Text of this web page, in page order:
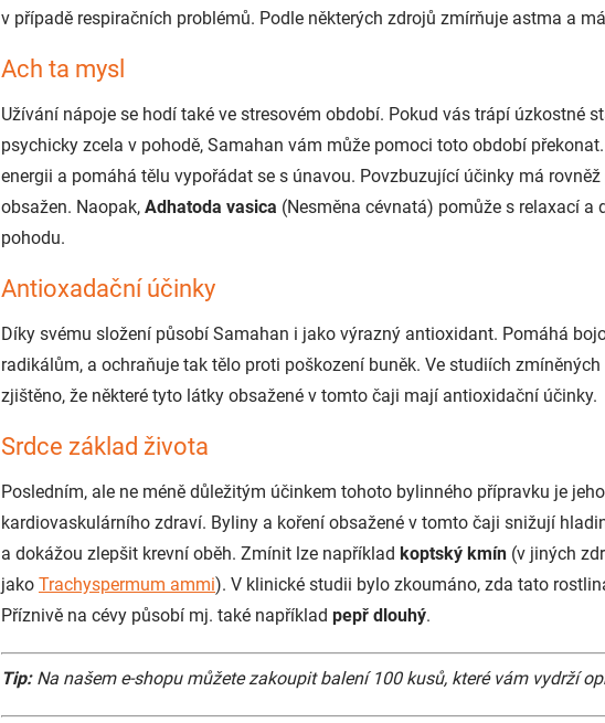
v případě respiračních problémů. Podle některých zdrojů zmírňuje astma a
Ach ta mysl
Užívání nápoje se hodí také ve stresovém období. Pokud vás trápí úzkostné
psychicky zcela v pohodě, Samahan vám může pomoci toto období překonat.
energii a pomáhá tělu vypořádat se s únavou. Povzbuzující účinky má rovněž
obsažen. Naopak, Adhatoda vasica (Nesměna cévnatá) pomůže s relaxací a
pohodu.
Antioxadační účinky
Díky svému složení působí Samahan i jako výrazný antioxidant. Pomáhá
radikálům, a ochraňuje tak tělo proti poškození buněk. Ve studiích
zjištěno, že některé tyto látky obsažené v tomto čaji mají antioxidační účinky.
Srdce základ života
Posledním, ale ne méně důležitým účinkem tohoto bylinného přípravku je
kardiovaskulárního zdraví. Byliny a koření obsažené v tomto čaji snižují
a dokážou zlepšit krevní oběh. Zmínit lze například koptský kmín (v jiných
jako Trachyspermum ammi). V klinické studii bylo zkoumáno, zda tato
Příznivě na cévy působí mj. také například pepř dlouhý.
Tip:Na našem e-shopu můžete zakoupit balení 100 kusů, které vám vydrží